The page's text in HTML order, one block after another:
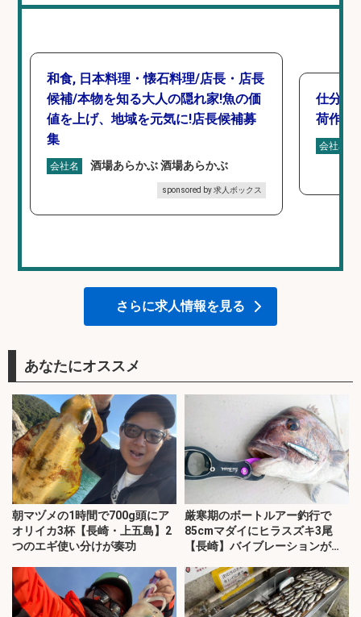
和食, 日本料理・懐石料理/店長・店長
候補/本物を知る大人の隠れ家!魚の価
値を上げ、地域を元気に!店長候補募
集
会社名 酒場あらかぶ 酒場あらかぶ
sponsored by 求人ボックス
仕分け
荷作業
会社名
さらに求人情報を見る
あなたにオススメ
朝マヅメの1時間で700g頭にア
オリイカ3杯【長崎・上五島】2
つのエギ使い分けが奏功
厳寒期のボートルアー釣行で
85cmマダイにヒラスズキ3尾
【長崎】バイブレーションが的